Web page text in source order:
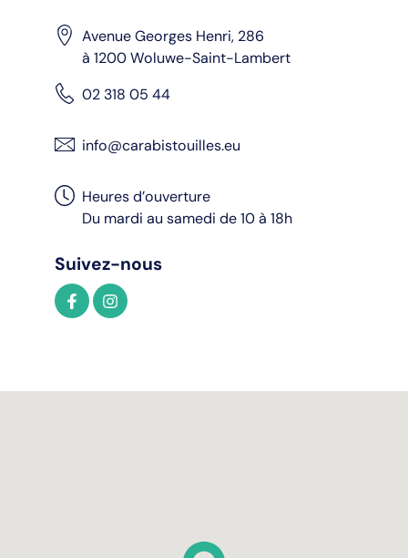
Avenue Georges Henri, 286
à 1200 Woluwe-Saint-Lambert
02 318 05 44
info@carabistouilles.eu
Heures d’ouverture
Du mardi au samedi de 10 à 18h
Suivez-nous